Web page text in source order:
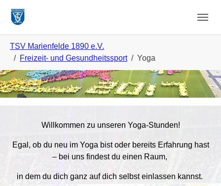
TSV Marienfelde 1890 e.V.
Freizeit- und Gesundheitssport
Yoga
Willkommen zu unseren Yoga-Stunden!
Egal, ob du neu im Yoga bist oder bereits Erfahrung hast
– bei uns findest du einen Raum,
in dem du dich ganz auf dich selbst einlassen kannst.